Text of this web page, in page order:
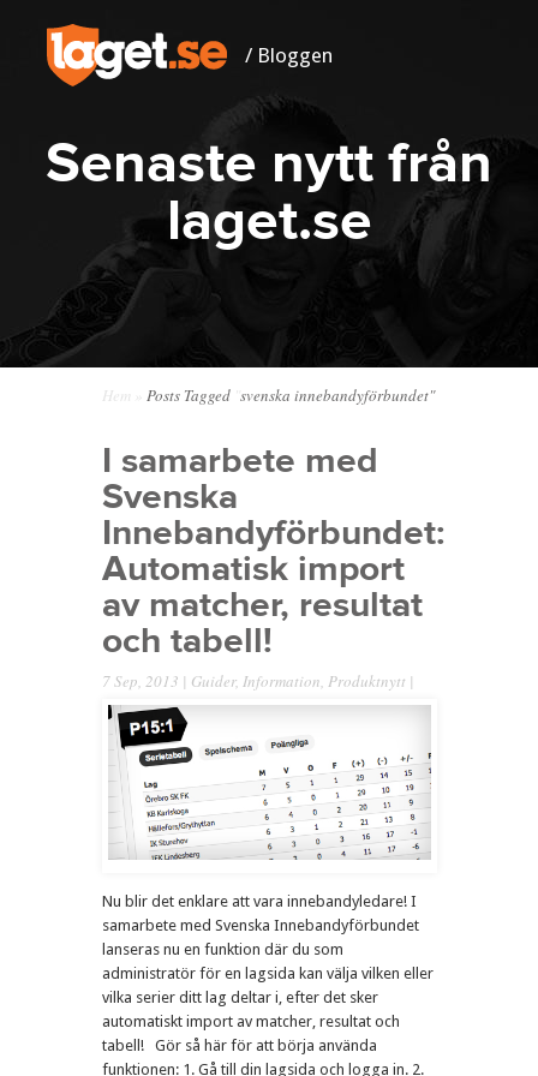
/ Bloggen
Senaste nytt från
laget.se
Hem Posts Tagged svenska innebandyförbundet"
I samarbete med
Svenska
Innebandyförbundet:
Automatisk import
av matcher, resultat
och tabell!
7 Sep, 2013 | Guider, Information, Produktnytt |
Nu blir det enklare att vara innebandyledare! I
samarbete med Svenska Innebandyförbundet
lanseras nu en funktion där du som
administratör för en lagsida kan välja vilken eller
vilka serier ditt lag deltar i, efter det sker
automatiskt import av matcher, resultat och
tabell! Gör så här för att börja använda
funktionen: 1. Gå till din lagsida och logga in. 2.